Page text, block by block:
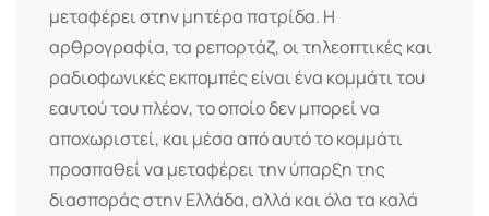
μεταφέρει στην μητέρα πατρίδα. Η
αρθρογραφία, τα ρεπορτάζ, οι τηλεοπτικές και
ραδιοφωνικές εκπομπές είναι ένα κομμάτι του
εαυτού του πλέον, το οποίο δεν μπορεί να
αποχωριστεί, και μέσα από αυτό το κομμάτι
προσπαθεί να μεταφέρει την ύπαρξη της
διασποράς στην Ελλάδα, αλλά και όλα τα καλά